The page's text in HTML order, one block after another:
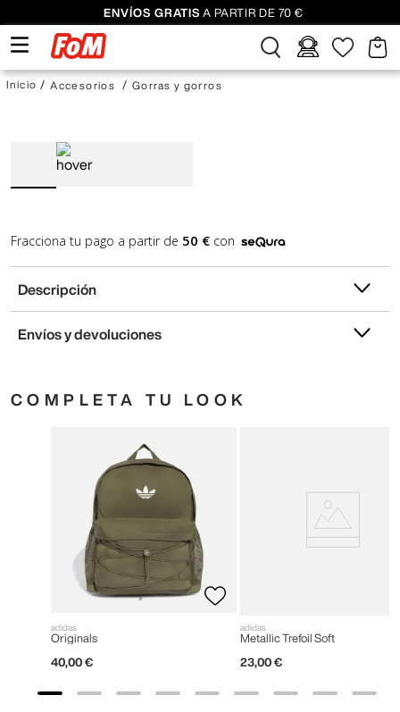
ENVÍOS GRATIS A PARTIR DE 70 €
Accesorios Gorras y gorros
Fracciona tu pago a partir de 50 € con
Descripción
Envíos y devoluciones
COMPLETA TU LOOK
adidas
Originals
40,00 €
adidas
Metallic Trefoil Soft
23,00 €